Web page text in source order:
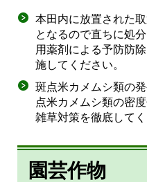
本田内に放置された
となるので直ちに処
用薬剤による予防防
施してください。
斑点米カメムシ類の
点米カメムシ類の密
雑草対策を徹底してく
園芸作物